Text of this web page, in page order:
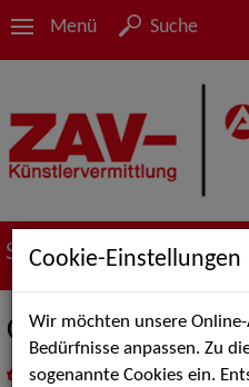
Menü Suche
Suche nach
Claudia Himmel
inMeine Merklistelegen
Cookie-Einstellungen
Wir möchten unsere
Bedürfnisse anpassen. Zu
sogenannte Cookies ein.